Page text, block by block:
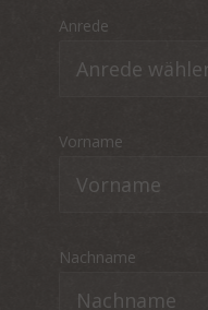
Anrede
Vorname
Nachname